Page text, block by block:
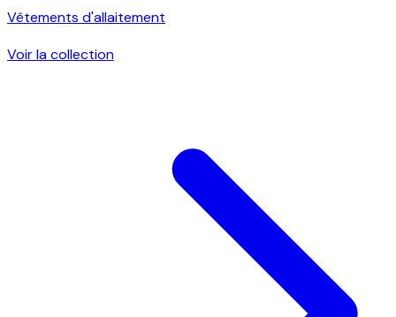
Vêtements d'allaitement
Voir la collection